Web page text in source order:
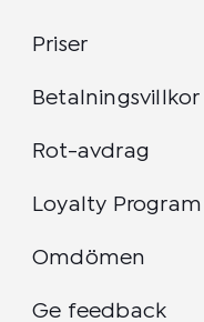
Priser
Betalningsvillkor
Rot-avdrag
Loyalty Program
Omdömen
Ge feedback